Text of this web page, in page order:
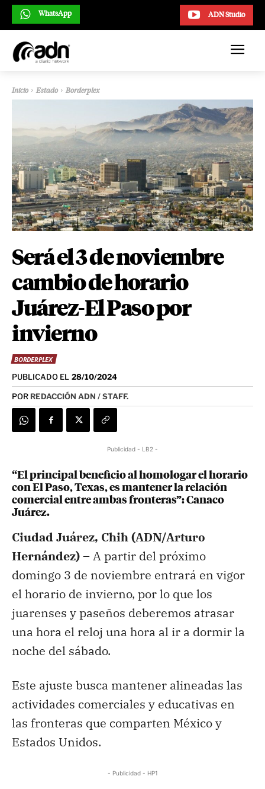
ADN Studio
WhatsApp
Inicio Estado Borderplex
Será el 3 de noviembre
cambio de horario
Juárez-El Paso por
invierno
BORDERPLEX
PUBLICADO EL 28/10/2024
POR REDACCIÓN ADN / STAFF.
Publicidad - LB2 -
“El principal beneficio al homologar el horario
con El Paso, Texas, es mantener la relación
comercial entre ambas fronteras”: Canaco
Juárez.
Ciudad Juárez, Chih (ADN/Arturo
Hernández) –A partir del próximo
domingo 3 de noviembre entrará en vigor
el horario de invierno, por lo que los
juarenses y paseños deberemos atrasar
una hora el reloj una hora al ir a dormir la
noche del sábado.
Este ajuste busca mantener alineadas las
actividades comerciales y educativas en
las fronteras que comparten México y
Estados Unidos.
- Publicidad - HP1